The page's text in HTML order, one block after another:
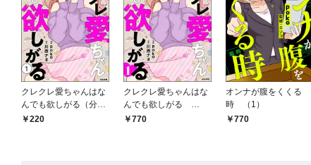
クレクレ愛ちゃんはな
んでも欲しがる（分冊
版） 【第1話】
220
クレクレ愛ちゃんはな
んでも欲しがる
（1）
770
オンナが腹をくくる
時 （1）
770